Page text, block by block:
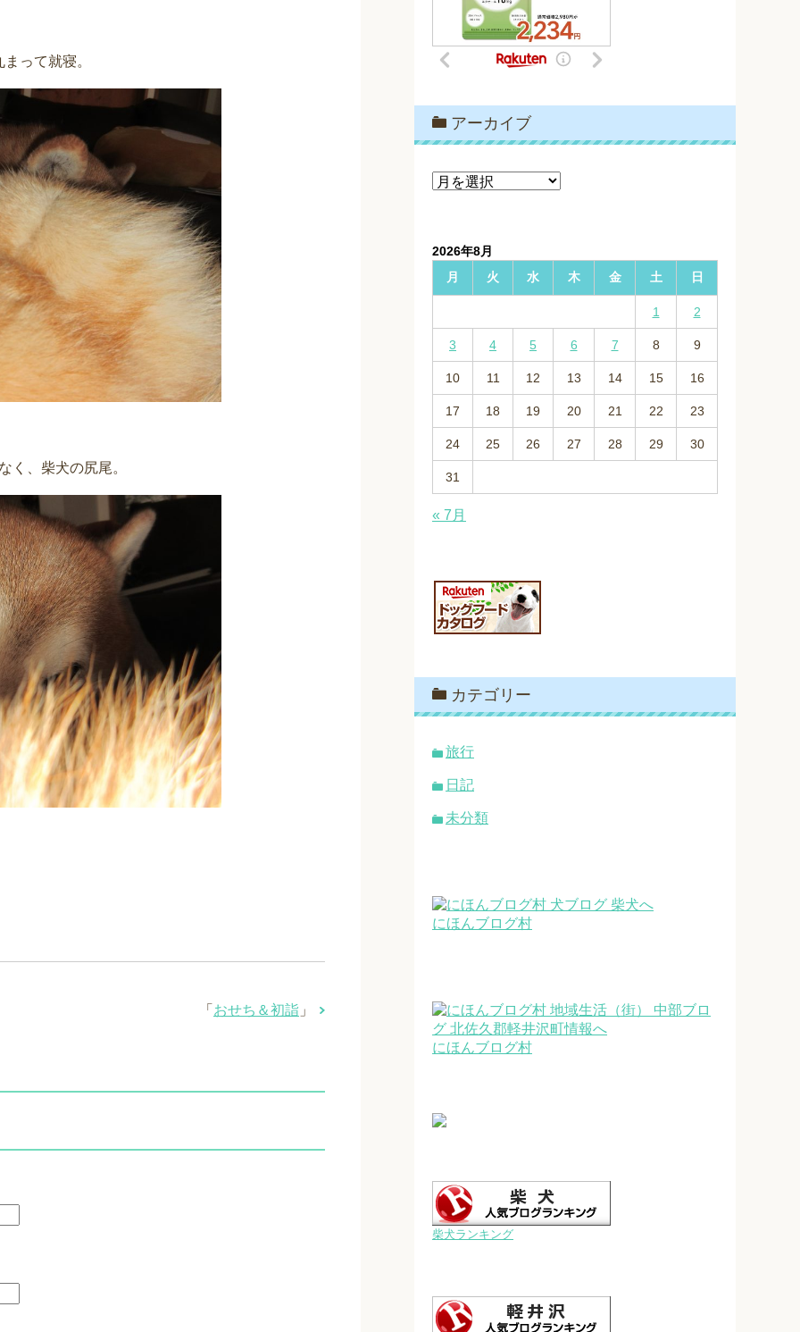
って就寝。
く、柴犬の尻尾。
「 おせち＆初詣 」
アーカイブ
ア
ブ
2026年8月
月
火 水 木 金 土 日
1 2
3 4 5 6 7 8 9
10 11 12 13 14 15 16
17 18 19 20 21 22 23
24 25 26 27 28 29 30
31
« 7月
カテゴリー
旅行
日記
未分類
にほんブログ村
にほんブログ村
柴犬ランキング